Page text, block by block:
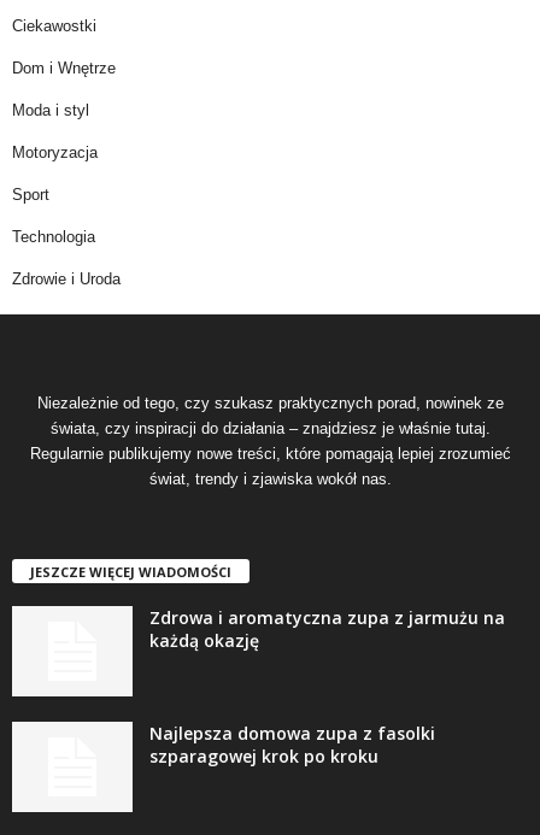
Ciekawostki
Dom i Wnętrze
Moda i styl
Motoryzacja
Sport
Technologia
Zdrowie i Uroda
Niezależnie od tego, czy szukasz praktycznych porad, nowinek ze
świata, czy inspiracji do działania – znajdziesz je właśnie tutaj.
Regularnie publikujemy nowe treści, które pomagają lepiej zrozumieć
świat, trendy i zjawiska wokół nas.
JESZCZE WIĘCEJ WIADOMOŚCI
Zdrowa i aromatyczna zupa z jarmużu na
każdą okazję
Najlepsza domowa zupa z fasolki
szparagowej krok po kroku